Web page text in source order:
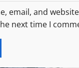
email, and
next time I